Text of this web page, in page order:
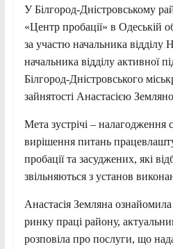
У Білгород-Дністровському
«Центр пробації» в Одеській
за участю начальника відділу
начальника відділу активної
Білгород-Дністровського
зайнятості Анастасією
Мета зустрічі – налагодження
вирішення питань
пробації та засуджених, які
звільняються з установ
Анастасія Земляна
ринку праці району,
розповіла про послуги, що